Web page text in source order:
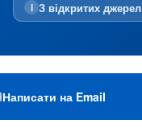
i З відкритих джерел
Написати на Email